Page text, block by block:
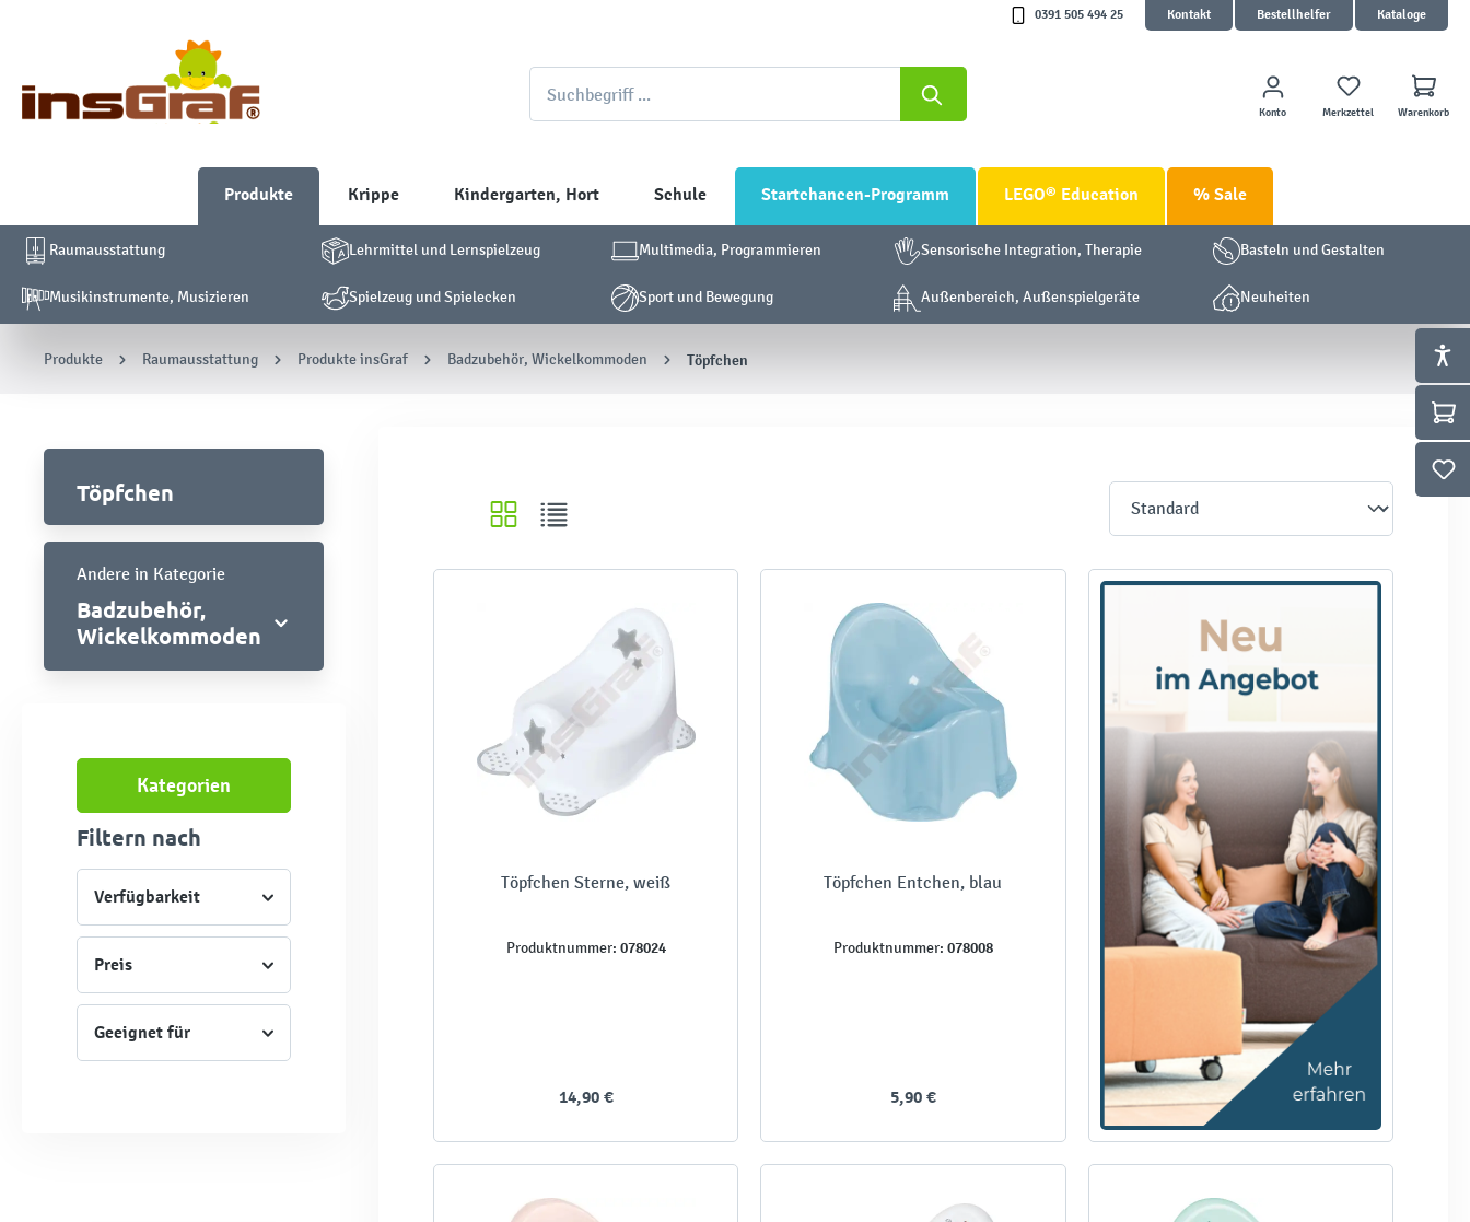
0391 505 494 25 Kontakt Bestellhelfer Kataloge
Konto Merkzettel Warenkorb
Produkte Krippe Kindergarten, Hort Schule Startchancen-Programm LEGO® Education % Sale
Raumausstattung Lehrmittel und Lernspielzeug Multimedia, Programmieren Sensorische Integration, Therapie Basteln und Gestalten
Musikinstrumente, Musizieren Spielzeug und Spielecken Sport und Bewegung Außenbereich, Außenspielgeräte Neuheiten
Produkte Raumausstattung Produkte insGraf Badzubehör, Wickelkommoden Töpfchen
Töpfchen
Andere in Kategorie
Badzubehör,
Wickelkommoden
Kategorien
Filtern nach
Verfügbarkeit
Preis
Geeignet für
Töpfchen Sterne, weiß
Produktnummer: 078024
14,90 €
Töpfchen Entchen, blau
Produktnummer: 078008
5,90 €